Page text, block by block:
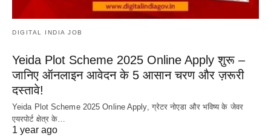
DIGITAL INDIA JOB
Yeida Plot Scheme 2025 Online Apply शुरू –
जानिए ऑनलाइन आवेदन के 5 आसान चरण और ज़रूरी
दस्तावे!
Yeida Plot Scheme 2025 Online Apply, ग्रेटर नोएडा और भविष्य के जेवर
एयरपोर्ट क्षेत्र के…
1 year ago